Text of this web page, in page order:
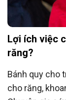
Lợi ích việc
răng?
Bánh quy cho
cho răng,